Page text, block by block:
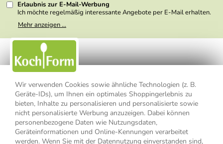
Wir verwenden Cookies sowie ähnliche Technologien (z. B.
Geräte-IDs), um Ihnen ein optimales Shoppingerlebnis zu
bieten, Inhalte zu personalisieren und personalisierte sowie
nicht personalisierte Werbung anzuzeigen. Dabei können
personenbezogene Daten wie Nutzungsdaten,
Geräteinformationen und Online-Kennungen verarbeitet
werden. Wenn Sie mit der Datennutzung einverstanden sind,
Erlaubnis zur E-Mail-Werbung
Ich möchte regelmäßig interessante Angebote per E-Mail erhalten.
Meine E-Mail-Adresse wird nicht an andere Unternehmen
weitergegeben. Zu statistischen Zwecken wird in anonymer Form
nicht erkennbar, welche konkrete Person geklickt hat. Diese
Einwilligung zur Nutzung meiner E-Mail- Adresse für Werbezwecke
kann ich jederzeit mit Wirkung für die Zukunft widerrufen, indem ich
den Link "Abmelden" am Ende des Newsletters anklicke oder die
Option Newsletter im Mitgliederbereich deaktiviere. Die
Mehr anzeigen ...
Impressum Datenschutzerklärung
AGB
Widerrufsbelehrung
Widerrufsformular